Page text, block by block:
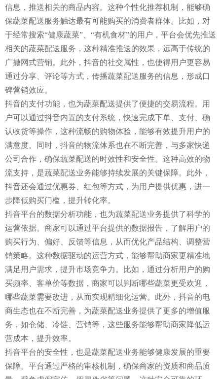
信息，推送相关的商品内容。这种个性化推荐机制，能够确
保蔬菜配送服务触达最有可能购买的消费者群体。比如，对
于经常搜索“健康蔬菜”、“有机食材”的用户，平台会优先推送
相关的蔬菜配送服务，这种精准推送的效果，远高于传统的
广撒网式营销。此外，抖音的社交属性，也使得用户更容易
通过分享、评论等方式，传播蔬菜配送服务的信息，形成口
碑营销效应。
抖音的支付功能，也为蔬菜配送提供了便捷的交易流程。用
户可以通过抖音内置的支付系统，快速完成下单、支付、确
认收货等操作，这种流畅的购物体验，能够有效提升用户的
满意度。同时，抖音的物流体系也在不断完善，与多家快递
公司合作，确保蔬菜配送的时效性和安全性。这种高效的物
流支持，是蔬菜配送业务能够持续发展的关键保障。此外，
抖音还会通过优惠券、红包等方式，为用户提供优惠，进一
步降低购买门槛，提升转化率。
抖音平台的数据分析功能，也为蔬菜配送业务提供了科学的
运营依据。商家可以通过平台提供的数据报告，了解用户的
购买行为、偏好、反馈等信息，从而优化产品结构、调整营
销策略。这种数据驱动的运营方式，能够帮助商家更精准地
满足用户需求，提升市场竞争力。比如，通过分析用户的购
买频率、客单价等数据，商家可以判断哪些蔬菜更受欢迎，
哪些蔬菜需要改进，从而实现精细化运营。此外，抖音的电
商生态也在不断完善，为蔬菜配送业务提供了更多的增值服
务，如仓储、冷链、营销等，这些服务能够帮助商家降低运
营成本，提升效率。
抖音平台的安全性，也是蔬菜配送业务能够健康发展的重要
保障。平台通过严格的审核机制，确保商家的资质和商品质